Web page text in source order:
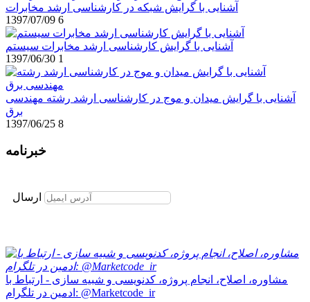
آشنایی با گرایش شبکه در کارشناسی ارشد مخابرات
1397/07/09 6
آشنایی با گرایش کارشناسی ارشد مخابرات سیستم
1397/06/30 1
آشنایی با گرایش میدان و موج در کارشناسی ارشد رشته مهندسی
برق
1397/06/25 8
خبرنامه
ارسال
مشاوره، اصلاح، انجام پروژه، کدنویسی و شبیه سازی - ارتباط با
ادمین در تلگرام: @Marketcode_ir